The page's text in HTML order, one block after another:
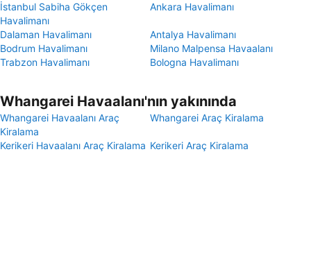
İstanbul Sabiha Gökçen
Havalimanı
Ankara Havalimanı
Dalaman Havalimanı
Antalya Havalimanı
Bodrum Havalimanı
Milano Malpensa Havaalanı
Trabzon Havalimanı
Bologna Havalimanı
Whangarei Havaalanı'nın yakınında
Whangarei Havaalanı Araç
Kiralama
Whangarei Araç Kiralama
Kerikeri Havaalanı Araç Kiralama Kerikeri Araç Kiralama